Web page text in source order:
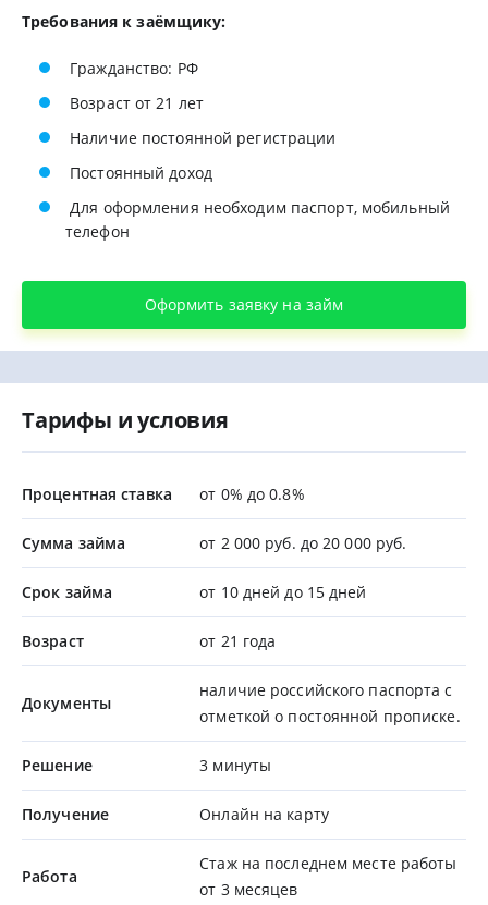
Требования к заёмщику:
Гражданство: РФ
Возраст от 21 лет
Наличие постоянной регистрации
Постоянный доход
Для оформления необходим паспорт, мобильный
телефон
Оформить заявку на займ
Тарифы и условия
Процентная ставка от 0% до 0.8%
Сумма займа от 2 000 руб. до 20 000 руб.
Срок займа от 10 дней до 15 дней
Возраст от 21 года
Документы
наличие российского паспорта с
отметкой о постоянной прописке.
Решение 3 минуты
Получение Онлайн на карту
Работа
Стаж на последнем месте работы
от 3 месяцев